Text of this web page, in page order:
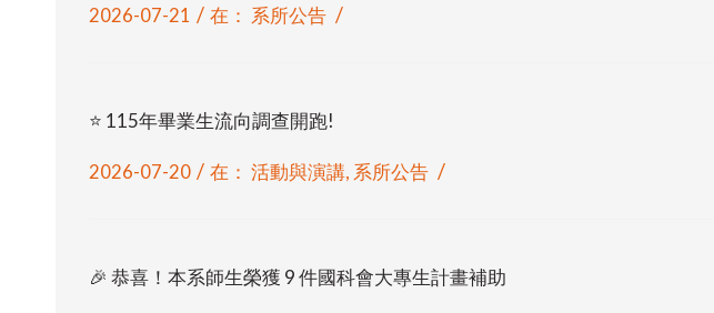
2026-07-21 / 在： 系所公告 /
⭐ 115年畢業生流向調查開跑!
2026-07-20 / 在： 活動與演講, 系所公告 /
🎉 恭喜！本系師生榮獲 9 件國科會大專生計畫補助